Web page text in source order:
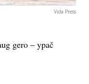
Vida Press
gero – ypač